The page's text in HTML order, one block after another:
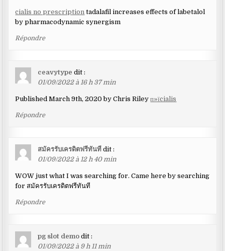
cialis no prescription tadalafil increases effects of labetalol
by pharmacodynamic synergism
Répondre
ceavytype dit :
01/09/2022 à 16 h 37 min
Published March 9th, 2020 by Chris Rileyп»їcialis
Répondre
สมัครรับเครดิตฟรีทันที dit :
01/09/2022 à 12 h 40 min
WOW just what I was searching for. Came here by searching
for สมัครรับเครดิตฟรีทันที
Répondre
pg slot demo dit :
01/09/2022 à 9 h 11 min